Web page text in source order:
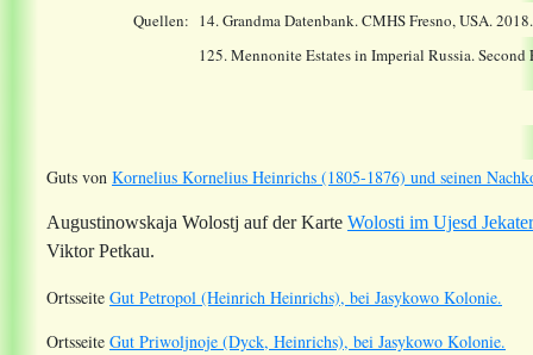
Quellen: 14.Grandma Datenbank. CMHS Fresno, USA.
125. Mennonite Estates in Imperial Russia.
Guts von Kornelius Kornelius Heinrichs (1805-1876) und seinen
Augustinowskaja Wolostj auf der Karte Wolosti im Ujesd
Viktor Petkau.
Ortsseite Gut Petropol (Heinrich Heinrichs), bei Jasykowo Kolonie.
Ortsseite Gut Priwoljnoje (Dyck, Heinrichs), bei Jasykowo Kolonie.